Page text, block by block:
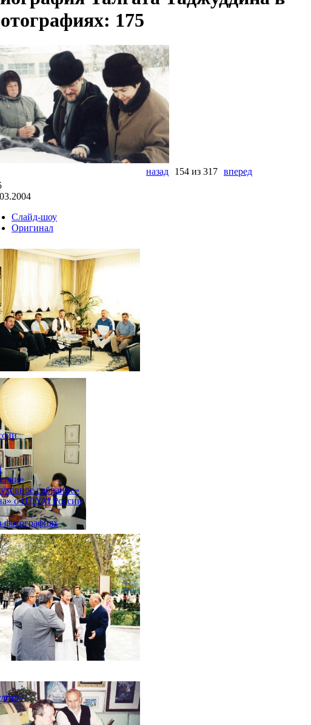
175
назад 154 из 317 вперед
Слайд-шоу
Оригинал
собрание»
о ЦДУМ России